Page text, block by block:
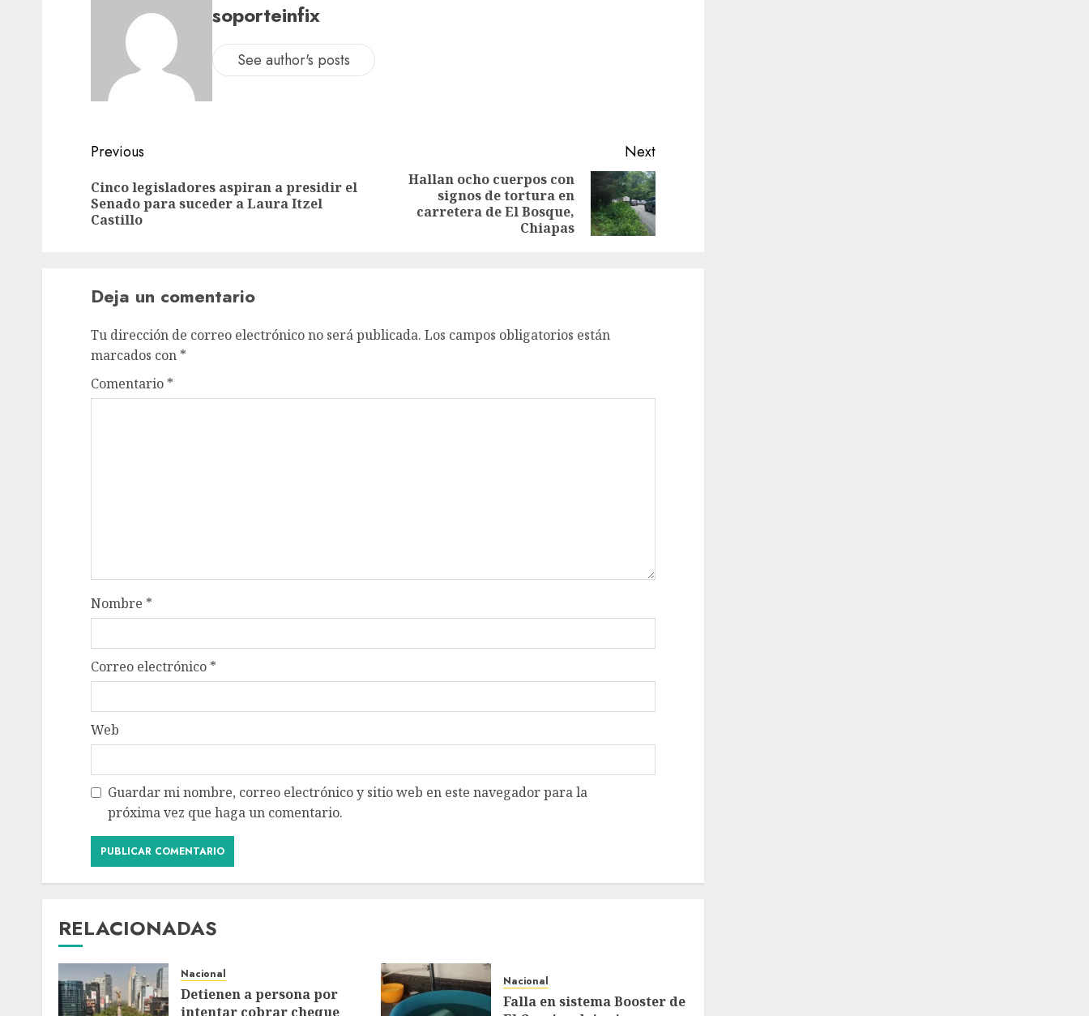
soporteinfix
See author's posts
Previous
Cinco legisladores aspiran a presidir el
Senado para suceder a Laura Itzel
Castillo
Next
Hallan ocho cuerpos con
signos de tortura en
carretera de El Bosque,
Chiapas
Deja un comentario
Tu dirección de correo electrónico no será publicada. Los campos obligatorios están
marcados con *
Comentario *
Nombre *
Correo electrónico *
Web
Guardar mi nombre, correo electrónico y sitio web en este navegador para la
próxima vez que haga un comentario.
RELACIONADAS
Nacional
Detienen a persona por
intentar cobrar cheque
Nacional
Falla en sistema Booster de